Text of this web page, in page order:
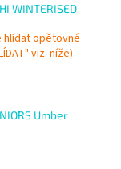
WINTERISED
hlídat opětovné
viz. níže)
Umber